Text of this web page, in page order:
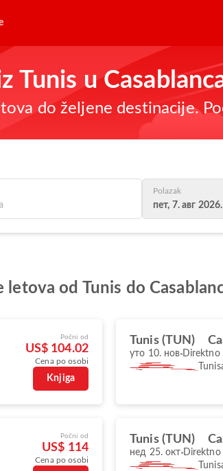
Tunis u
do željene destinacije.
Polazak
пет, 7. авг 2026.
od Tunis do
Počni od
US$ 104.02
Cena po osobi
Knjiga
Tunis (TUN)
уто 10. нов Direktno
Počni od
US$ 114
Cena po osobi
Tunis (TUN)
нед 25. окт Direktno